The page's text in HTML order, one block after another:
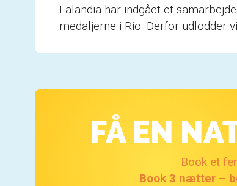
Lalandia har indgået et
medaljerne i Rio. Derfor udlodder
FÅ EN
Book et
Book 3 nætter –